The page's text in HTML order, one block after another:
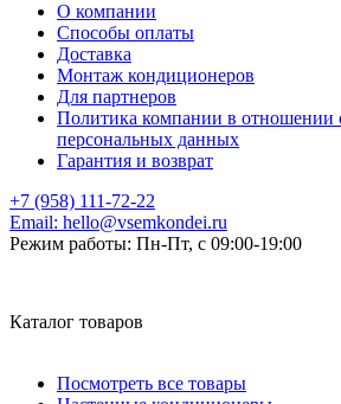
О компании
Способы оплаты
Доставка
Монтаж кондиционеров
Для партнеров
Политика компании в отношении
персональных данных
Гарантия и возврат
+7 (958) 111-72-22
Email: hello@vsemkondei.ru
Режим работы: Пн-Пт, с 09:00-19:00
Каталог товаров
Посмотреть все товары